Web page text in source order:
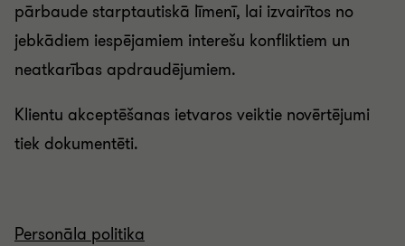
pārbaude starptautiskā līmenī, lai izvairītos no
jebkādiem iespējamiem interešu konfliktiem un
neatkarības apdraudējumiem.
Klientu akceptēšanas ietvaros veiktie novērtējumi
tiek dokumentēti.
Personāla politika